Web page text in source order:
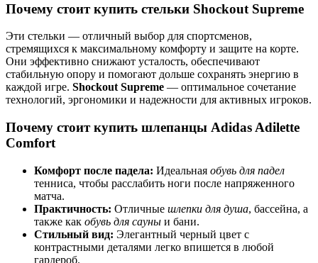
Почему стоит купить стельки Shockout Supreme
Эти стельки — отличный выбор для спортсменов,
стремящихся к максимальному комфорту и защите на корте.
Они эффективно снижают усталость, обеспечивают
стабильную опору и помогают дольше сохранять энергию в
каждой игре. Shockout Supreme — оптимальное сочетание
технологий, эргономики и надежности для активных игроков.
Почему стоит купить шлепанцы Adidas Adilette
Comfort
Комфорт после падела: Идеальная обувь для падел
тенниса, чтобы расслабить ноги после напряженного
матча.
Практичность: Отличные шлепки для душа, бассейна, а
также как обувь для сауны и бани.
Стильный вид: Элегантный черный цвет с
контрастными деталями легко впишется в любой
гардероб.